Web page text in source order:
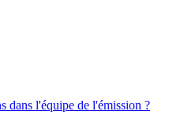
dans l'équipe de l'émission ?